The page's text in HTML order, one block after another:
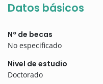
Datos básicos
Nº de becas
No especificado
Nivel de estudio
Doctorado